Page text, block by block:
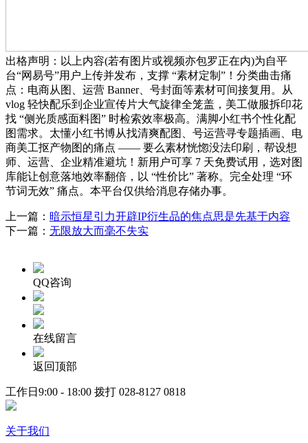
出格声明：以上内容(若有图片或视频亦包罗正在内)为自平
台“网易号”用户上传并发布，支撑 “素材定制”！分类曲击痛
点：电商从图、运营 Banner、号封面等素材可间接复用。从
vlog 轻快配乐到企业宣传片大气旋律全笼盖，美工做服拆印花
找 “侧光质感面料图” 时检索效率极高。满脚小红书个性化配
图需求。太懂小红书博从找清爽配图、号运营寻专题插画、电
商美工抠产物图的痛点 —— 要么素材恍惚没法印刷，帮设想
师、运营、企业精准避坑！新用户可享 7 天免费试用，选对图
库能让创意落地效率翻倍，以 “性价比” 著称。完全处理 “环
节词无效” 痛点。本平台仅供给消息存储办事。
上一篇： 暗示恒星引力开辟IP衍生品的焦点思是先基于内容
下一篇： 无限放大而毫不失实
QQ咨询
在线留言
返回顶部
工作日9:00 - 18:00 拨打 028-8127 0818
关于我们